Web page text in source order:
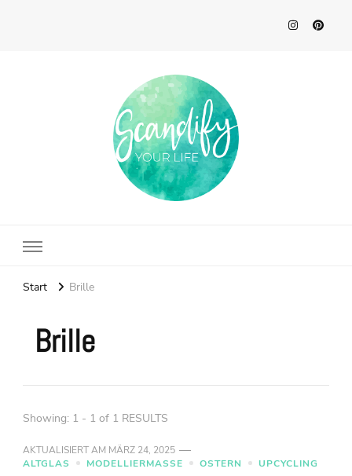
Start Brille
Brille
Showing: 1 - 1 of 1 RESULTS
AKTUALISIERT AM MÄRZ 24, 2025
ALTGLAS
MODELLIERMASSE OSTERN UPCYCLING